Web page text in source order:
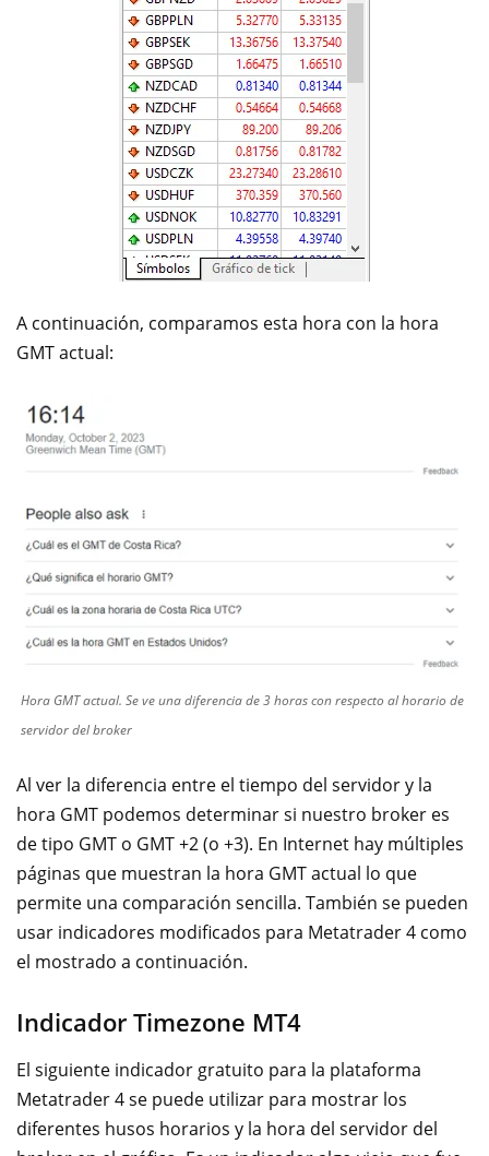
A continuación, comparamos esta hora con la hora
GMT actual:
Hora GMT actual. Se ve una diferencia de 3 horas con respecto al horario de
servidor del broker
Al ver la diferencia entre el tiempo del servidor y la
hora GMT podemos determinar si nuestro broker es
de tipo GMT o GMT +2 (o +3). En Internet hay múltiples
páginas que muestran la hora GMT actual lo que
permite una comparación sencilla. También se pueden
usar indicadores modificados para Metatrader 4 como
el mostrado a continuación.
Indicador Timezone MT4
El siguiente indicador gratuito para la plataforma
Metatrader 4 se puede utilizar para mostrar los
diferentes husos horarios y la hora del servidor del